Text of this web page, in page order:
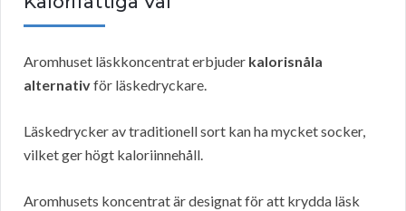
Aromhuset läskkoncentrat erbjuder kalorisnåla
alternativför läskedryckare.
Läskedrycker av traditionell sort kan ha mycket socker,
vilket ger högt kaloriinnehåll.
Aromhusets koncentrat är designat för att krydda läsk